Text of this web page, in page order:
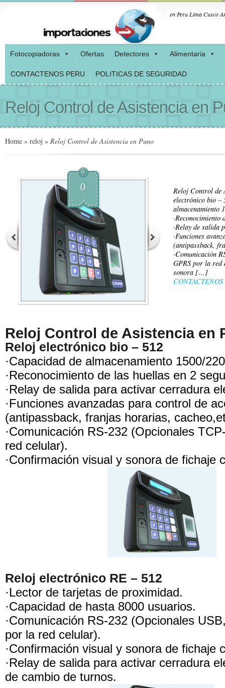
en Peru Lima Cusco
Fotocopiadoras Ofertas Detectores Alimentaria
CONTACTENOS PERU POLITICAS DE SEGURIDAD
Reloj Control de Asistencia en
Home » reloj » Reloj Control de Asistencia en Puno
0
0
Reloj Control de
electrónico bio –
almacenamiento
·Reconocimiento
·Relay de
·Funciones
(antipassback,
·Comunicación
GPRS por la red
sonora […]
CONTACTENOS
Reloj Control de Asistencia en
Reloj electrónico bio – 512
·Capacidad de almacenamiento 1500/
·Reconocimiento de las huellas en 2
·Relay de salida para activar cerradura
·Funciones avanzadas para control de
(antipassback, franjas horarias,
·Comunicación RS-232 (Opcionales
red celular).
·Confirmación visual y sonora de fichaje
Reloj electrónico RE – 512
·Lector de tarjetas de proximidad.
·Capacidad de hasta 8000 usuarios.
·Comunicación RS-232 (Opcionales
por la red celular).
·Confirmación visual y sonora de fichaje
·Relay de salida para activar cerradura
de cambio de turnos.